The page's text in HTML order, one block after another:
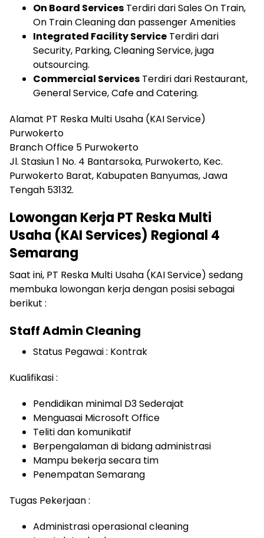
On Board Services Terdiri dari Sales On Train,
On Train Cleaning dan passenger Amenities
Integrated Facility Service Terdiri dari
Security, Parking, Cleaning Service, juga
outsourcing.
Commercial Services Terdiri dari Restaurant,
General Service, Cafe and Catering.
Alamat PT Reska Multi Usaha (KAI Service)
Purwokerto
Branch Office 5 Purwokerto
Jl. Stasiun 1 No. 4 Bantarsoka, Purwokerto, Kec.
Purwokerto Barat, Kabupaten Banyumas, Jawa
Tengah 53132.
Lowongan Kerja PT Reska Multi
Usaha (KAI Services) Regional 4
Semarang
Saat ini, PT Reska Multi Usaha (KAI Service) sedang
membuka lowongan kerja dengan posisi sebagai
berikut :
Staff Admin Cleaning
Status Pegawai : Kontrak
Kualifikasi :
Pendidikan minimal D3 Sederajat
Menguasai Microsoft Office
Teliti dan komunikatif
Berpengalaman di bidang administrasi
Mampu bekerja secara tim
Penempatan Semarang
Tugas Pekerjaan :
Administrasi operasional cleaning